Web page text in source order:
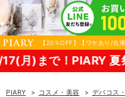
【20％OFF】【ワケあり/在
デイ イズ サンシャイン|コス
！PIARY 夏祭り2026
PIARY コスメ・美容 デパコス